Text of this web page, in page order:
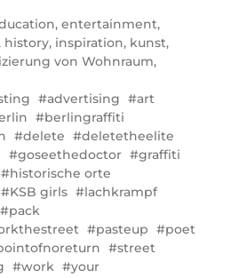
, entertainment,
history, inspiration, kunst,
von Wohnraum,
advertising
art
berlingraffiti
delete
deletetheelite
goseethedoctor
graffiti
historische orte
KSB girls
lachkrampf
pack
pasteup
poet
street
work your